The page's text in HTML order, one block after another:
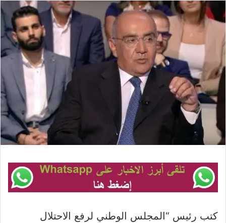
كتب رئيس “المجلس الوطني لرفع الاحتلال